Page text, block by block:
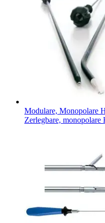
Modulare, Monopolare
Zerlegbare,